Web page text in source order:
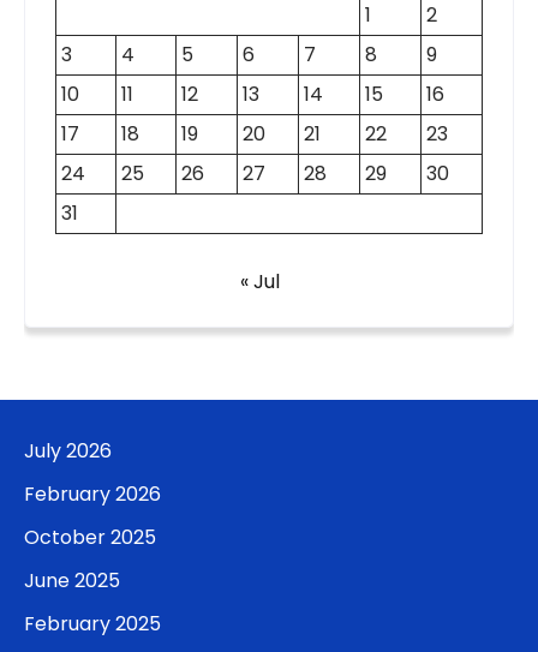
1
2
3
4 5 6 7 8
9
10
11 12 13 14 15
16
17
18 19 20 21 22
23
24
25 26 27 28 29
30
31
« Jul
July 2026
February 2026
October 2025
June 2025
February 2025